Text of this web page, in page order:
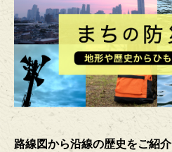
路線図から沿線の歴史をご紹介